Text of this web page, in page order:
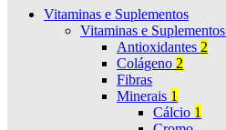
Vitaminas e Suplementos
Vitaminas e Suplementos
Antioxidantes 2
Colágeno 2
Fibras
Minerais 1
Cálcio 1